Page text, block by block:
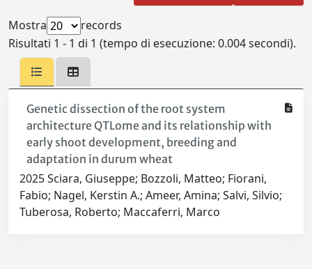
Mostra
records
Risultati 1 - 1 di 1 (tempo di esecuzione: 0.004 secondi).
Genetic dissection of the root system
architecture QTLome and its relationship with
early shoot development, breeding and
adaptation in durum wheat
2025 Sciara, Giuseppe; Bozzoli, Matteo; Fiorani,
Fabio; Nagel, Kerstin A.; Ameer, Amina; Salvi, Silvio;
Tuberosa, Roberto; Maccaferri, Marco